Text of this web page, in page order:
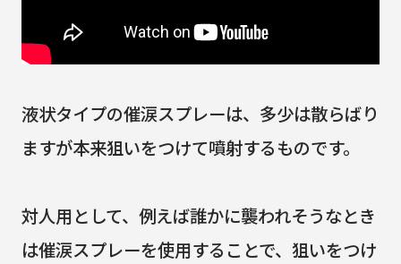
液状タイプの催涙スプレーは、多少は散らばり
ますが本来狙いをつけて噴射するものです。
対人用として、例えば誰かに襲われそうなとき
は催涙スプレーを使用することで、狙いをつけ